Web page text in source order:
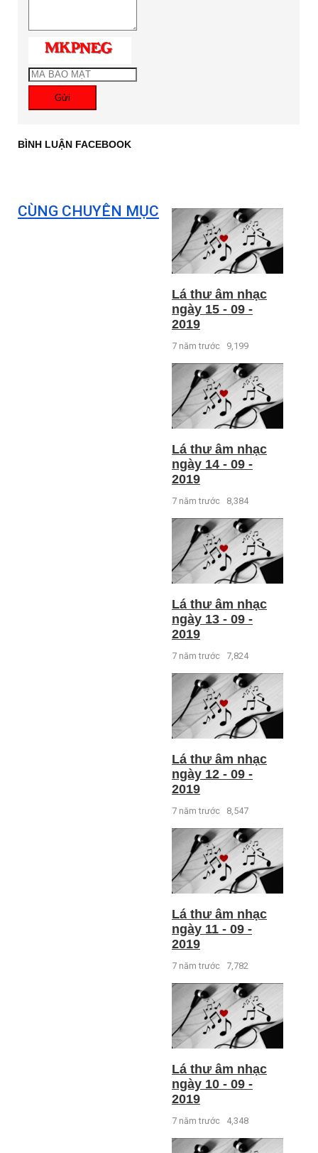
Gửi
BÌNH LUẬN FACEBOOK
CÙNG CHUYÊN MỤC
Lá thư âm nhạc
ngày 15 - 09 -
2019
7 năm trước 9,199
Lá thư âm nhạc
ngày 14 - 09 -
2019
7 năm trước 8,384
Lá thư âm nhạc
ngày 13 - 09 -
2019
7 năm trước 7,824
Lá thư âm nhạc
ngày 12 - 09 -
2019
7 năm trước 8,547
Lá thư âm nhạc
ngày 11 - 09 -
2019
7 năm trước 7,782
Lá thư âm nhạc
ngày 10 - 09 -
2019
7 năm trước 4,348